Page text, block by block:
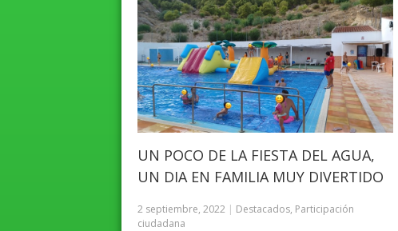
UN POCO DE LA FIESTA DEL AGUA,
UN DIA EN FAMILIA MUY DIVERTIDO
2 septiembre, 2022 | Destacados, Participación
ciudadana